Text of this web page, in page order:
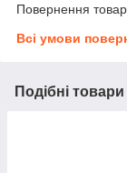
Повернення
Всі умови
Подібні товари